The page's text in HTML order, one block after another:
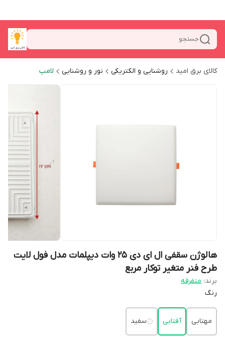
جستجو
کالای برق امید روشنایی و الکتریکی نور و روشنایی لامپ
هالوژن سقفی ال ای دی 25 وات دیپلمات مدل فول لایت
طرح فنر متغیر توکار مربع
برند: متفرقه
رنگ
مهتابی آفتابی سفید